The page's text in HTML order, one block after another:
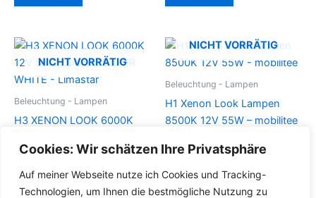
Cookies: Wir schätzen Ihre Privatsphäre
Auf meiner Webseite nutze ich Cookies und Tracking-
Technologien, um Ihnen die bestmögliche Nutzung zu
NICHT VORRÄTIG
Beleuchtung - Lampen
H3 XENON LOOK 6000K
WHITE – Limastar
Details
NICHT VORRÄTIG
Beleuchtung - Lampen
H1 Xenon Look Lampen
8500K 12V 55W – mobilitee
Details